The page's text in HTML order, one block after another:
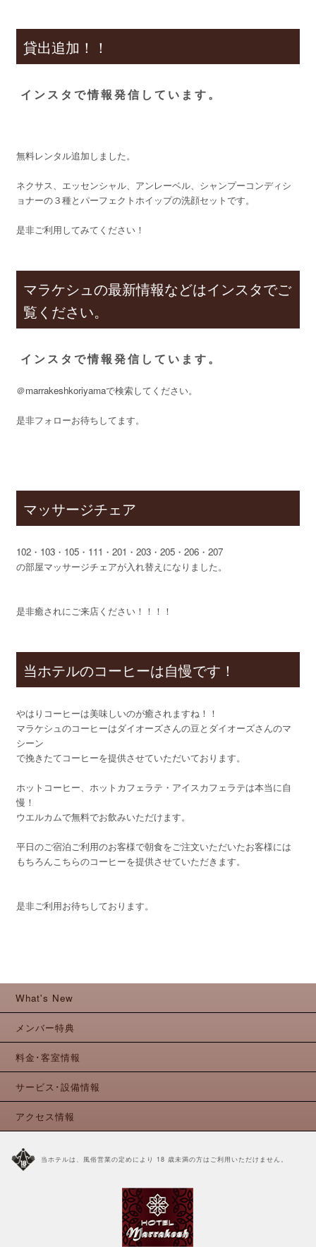
貸出追加！！
インスタで情報発信しています。
無料レンタル追加しました。
ネクサス、エッセンシャル、アンレーベル、シャンプーコンディシ
ョナーの３種とパーフェクトホイップの洗顔セットです。
是非ご利用してみてください！
マラケシュの最新情報などはインスタでご
覧ください。
インスタで情報発信しています。
＠marrakeshkoriyamaで検索してください。
是非フォローお待ちしてます。
マッサージチェア
102・103・105・111・201・203・205・206・207
の部屋マッサージチェアが入れ替えになりました。
是非癒されにご来店ください！！！！
当ホテルのコーヒーは自慢です！
やはりコーヒーは美味しいのが癒されますね！！
マラケシュのコーヒーはダイオーズさんの豆とダイオーズさんのマ
シーン
で挽きたてコーヒーを提供させていただいております。
ホットコーヒー、ホットカフェラテ・アイスカフェラテは本当に自
慢！
ウエルカムで無料でお飲みいただけます。
平日のご宿泊ご利用のお客様で朝食をご注文いただいたお客様には
もちろんこちらのコーヒーを提供させていただきます。
是非ご利用お待ちしております。
What's New
メンバー特典
料金･客室情報
サービス･設備情報
アクセス情報
当ホテルは、風俗営業の定めにより 18 歳未満の方はご利用いただけません。